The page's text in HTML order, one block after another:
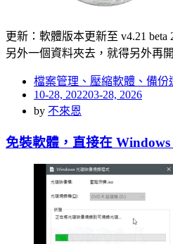
更新：軟體版本更新至 v4.21
另外一個資料夾去，就得另外再
檔案管理、壓縮軟體、備份
Posted
on
10-28, 202203-28, 2026
by 不來恩
免裝軟體，直接在